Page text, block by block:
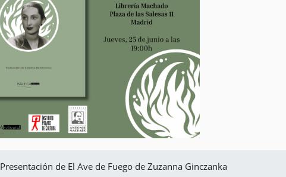
Presentación de El Ave de Fuego de Zuzanna Ginczanka